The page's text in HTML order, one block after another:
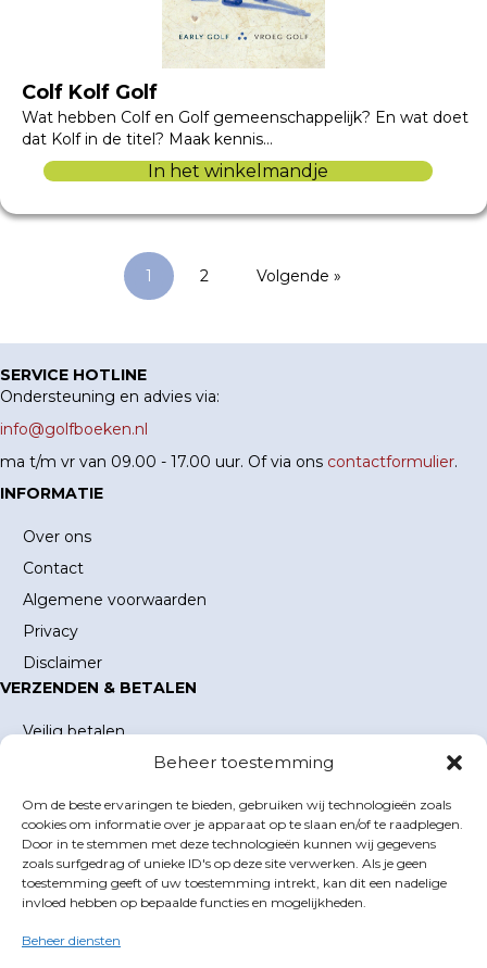
Beheer toestemming
Om de beste ervaringen te bieden, gebruiken wij technologieën zoals
cookies om informatie over je apparaat op te slaan en/of te raadplegen.
Door in te stemmen met deze technologieën kunnen wij gegevens
zoals surfgedrag of unieke ID's op deze site verwerken. Als je geen
toestemming geeft of uw toestemming intrekt, kan dit een nadelige
invloed hebben op bepaalde functies en mogelijkheden.
Beheer diensten
Colf Kolf Golf
Wat hebben Colf en Golf gemeenschappelijk? En wat doet
dat Kolf in de titel? Maak kennis…
In het winkelmandje
1 2 Volgende »
SERVICE HOTLINE
Ondersteuning en advies via:
info@golfboeken.nl
ma t/m vr van 09.00 - 17.00 uur. Of via ons contactformulier.
INFORMATIE
Over ons
Contact
Algemene voorwaarden
Privacy
Disclaimer
VERZENDEN & BETALEN
Veilig betalen
Verzending en verzendkosten
MIJN ACCOUNT
Mijn account
Winkelwagen
GOLFBOEKEN.NL